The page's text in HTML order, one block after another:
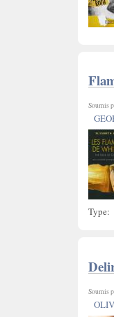
Soumis
Type:
Soumis